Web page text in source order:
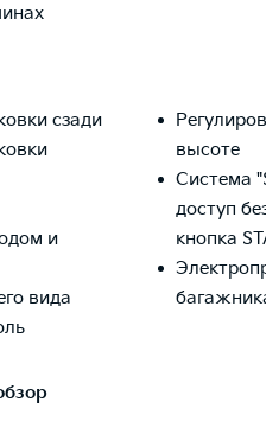
сзади
и
вида
высоте
Система
доступ
кнопка